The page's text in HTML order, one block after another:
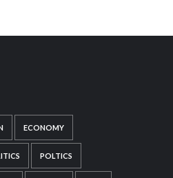
ECONOMY
POLTICS